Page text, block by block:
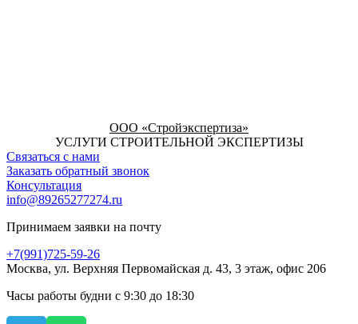
ООО «Стройэкспертиза»
УСЛУГИ СТРОИТЕЛЬНОЙ ЭКСПЕРТИЗЫ
Связаться с нами
Заказать обратный звонок
Консультация
info@89265277274.ru
Принимаем заявки на почту
+7(991)725-59-26
Москва, ул. Верхняя Первомайская д. 43, 3 этаж, офис 206
Часы работы будни с 9:30 до 18:30